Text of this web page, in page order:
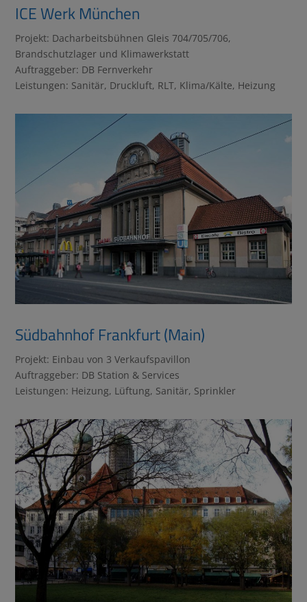
ICE Werk München
Projekt: Dacharbeitsbühnen Gleis 704/705/706,
Brandschutzlager und Klimawerkstatt
Auftraggeber: DB Fernverkehr
Leistungen: Sanitär, Druckluft, RLT, Klima/Kälte, Heizung
Südbahnhof Frankfurt (Main)
Projekt: Einbau von 3 Verkaufspavillon
Auftraggeber: DB Station & Services
Leistungen: Heizung, Lüftung, Sanitär, Sprinkler